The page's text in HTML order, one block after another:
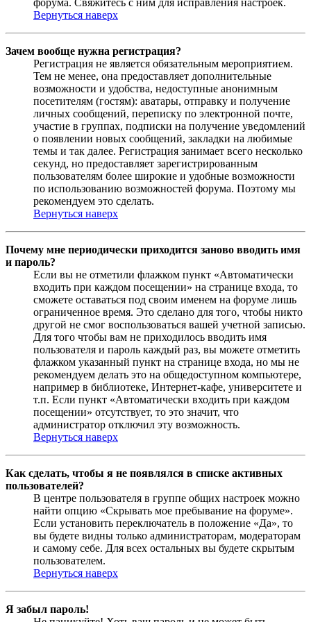
Вернуться наверх
Зачем вообще нужна регистрация?
Регистрация не является обязательным мероприятием.
Тем не менее, она предоставляет дополнительные
возможности и удобства, недоступные анонимным
посетителям (гостям): аватары, отправку и получение
личных сообщений, переписку по электронной почте,
участие в группах, подписки на получение уведомлений
о появлении новых сообщений, закладки на любимые
темы и так далее. Регистрация занимает всего несколько
секунд, но предоставляет зарегистрированным
пользователям более широкие и удобные возможности
по использованию возможностей форума. Поэтому мы
рекомендуем это сделать.
Вернуться наверх
Почему мне периодически приходится заново вводить имя
и пароль?
Если вы не отметили флажком пункт «Автоматически
входить при каждом посещении» на странице входа, то
сможете оставаться под своим именем на форуме лишь
ограниченное время. Это сделано для того, чтобы никто
другой не смог воспользоваться вашей учетной записью.
Для того чтобы вам не приходилось вводить имя
пользователя и пароль каждый раз, вы можете отметить
флажком указанный пункт на странице входа, но мы не
рекомендуем делать это на общедоступном компьютере,
например в библиотеке, Интернет-кафе, университете и
т.п. Если пункт «Автоматически входить при каждом
посещении» отсутствует, то это значит, что
администратор отключил эту возможность.
Вернуться наверх
Как сделать, чтобы я не появлялся в списке активных
пользователей?
В центре пользователя в группе общих настроек можно
найти опцию «Скрывать мое пребывание на форуме».
Если установить переключатель в положение «Да», то
вы будете видны только администраторам, модераторам
и самому себе. Для всех остальных вы будете скрытым
пользователем.
Вернуться наверх
Я забыл пароль!